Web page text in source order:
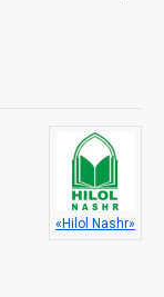
«Hilol Nashr»